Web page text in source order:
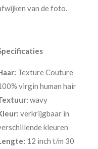
van de foto.
Texture Couture
virgin human hair
wavy
verkrijgbaar in
kleuren
12 inch t/m 30